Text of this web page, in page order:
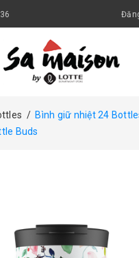
/ Bình giữ nhiệt 24
Buds